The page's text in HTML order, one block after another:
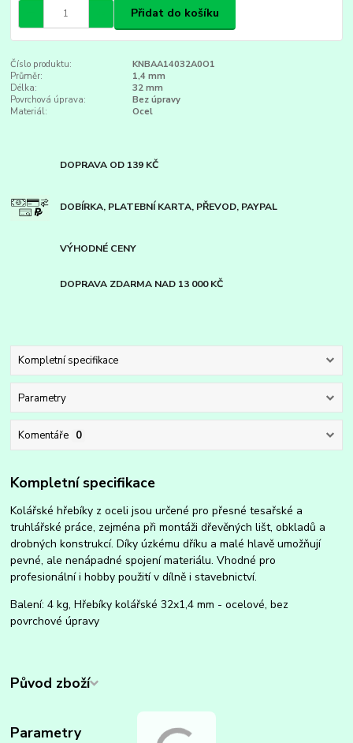
Přidat do košíku
Číslo produktu:
KNBAA14032A0O1
Průměr:
1,4 mm
Délka:
32 mm
Povrchová úprava:
Bez úpravy
Materiál:
Ocel
DOPRAVA OD 139 KČ
DOBÍRKA, PLATEBNÍ KARTA, PŘEVOD, PAYPAL
VÝHODNÉ CENY
DOPRAVA ZDARMA NAD 13 000 KČ
Kompletní specifikace
Parametry
Komentáře 0
Kompletní specifikace
Kolářské hřebíky z oceli jsou určené pro přesné tesařské a
truhlářské práce, zejména při montáži dřevěných lišt, obkladů a
drobných konstrukcí. Díky úzkému dříku a malé hlavě umožňují
pevné, ale nenápadné spojení materiálu. Vhodné pro
profesionální i hobby použití v dílně i stavebnictví.
Balení: 4 kg, Hřebíky kolářské 32x1,4 mm - ocelové, bez
povrchové úpravy
Původ zboží
Parametry